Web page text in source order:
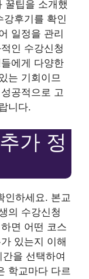
꿀팁을 소개했
후기를 확인
일정을 관리
인 수강신청
에게 다양한
는 기회이므
공적으로 고
니다.
가 정
인하세요. 본교
의 수강신청
면 어떤 코스
있는지 이해
을 선택하여
학교마다 다르